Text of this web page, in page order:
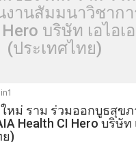
านสัมมนาวิชากา
บริษัท เอไอเ
(ประเทศไทย)
หม่ ราม ร่วมออกบูธสุข
Health CI Hero บริษัท
ย)